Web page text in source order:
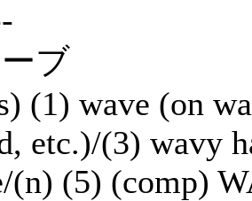
ブ
(1) wave (on
etc.)/(3) wavy
(n) (5) (comp)